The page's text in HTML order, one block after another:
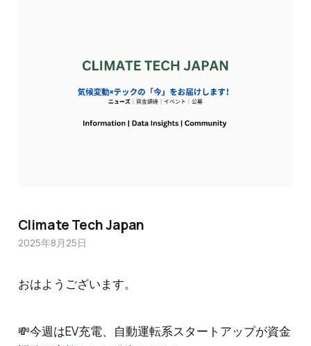
おはようございます。
💸今週はEV充電、自動運転系スタートアップが資金
Climate Tech Japan
2025年8月25日